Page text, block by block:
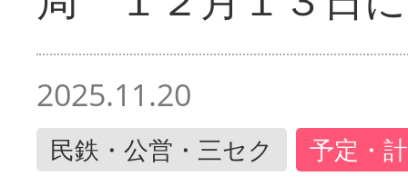
2025.11.20
民鉄・公営・三セク 予定・